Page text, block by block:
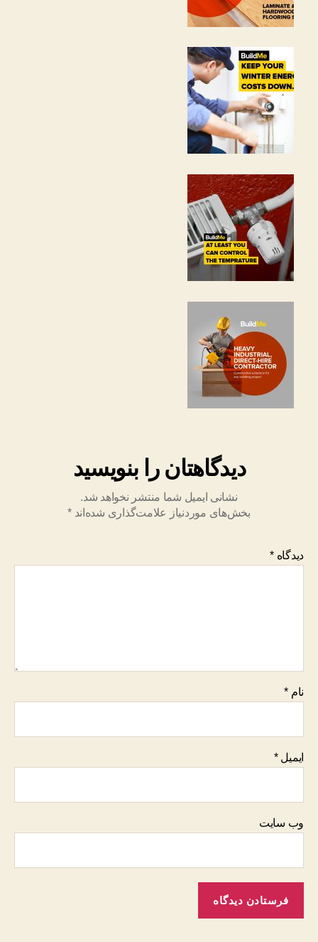
دیدگاهتان را بنویسید
نشانی ایمیل شما منتشر نخواهد شد.
بخش‌های موردنیاز علامت‌گذاری شده‌اند*
دیدگاه*
نام *
ایمیل*
وب‌ سایت